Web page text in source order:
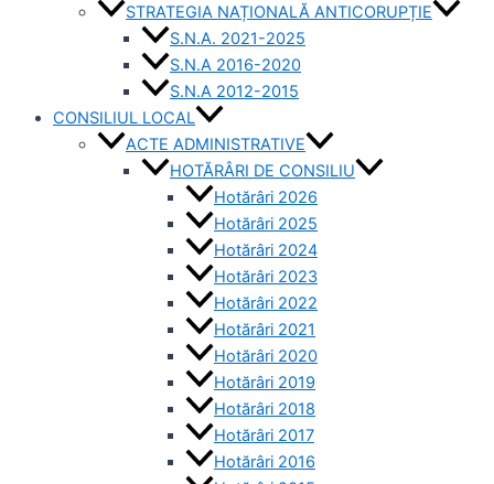
STRATEGIA NAȚIONALĂ ANTICORUPȚIE
S.N.A. 2021-2025
S.N.A 2016-2020
S.N.A 2012-2015
CONSILIUL LOCAL
ACTE ADMINISTRATIVE
HOTĂRÂRI DE CONSILIU
Hotărâri 2026
Hotărâri 2025
Hotărâri 2024
Hotărâri 2023
Hotărâri 2022
Hotărâri 2021
Hotărâri 2020
Hotărâri 2019
Hotărâri 2018
Hotărâri 2017
Hotărâri 2016